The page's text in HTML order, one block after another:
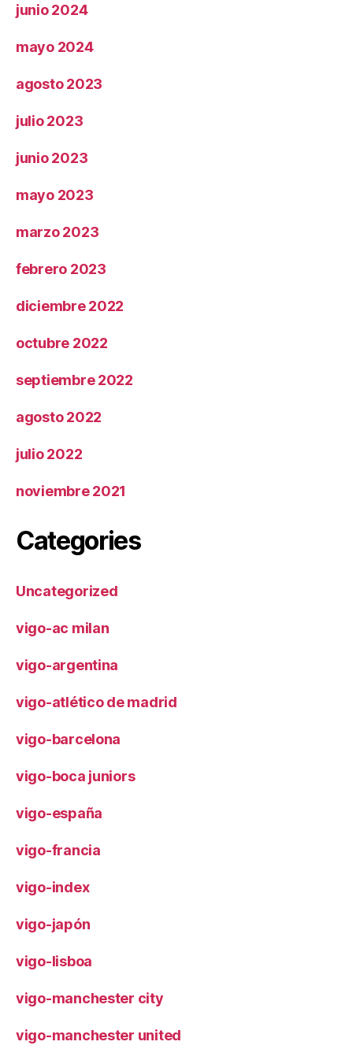
junio 2024
mayo 2024
agosto 2023
julio 2023
junio 2023
mayo 2023
marzo 2023
febrero 2023
diciembre 2022
octubre 2022
septiembre 2022
agosto 2022
julio 2022
noviembre 2021
Categories
Uncategorized
vigo-ac milan
vigo-argentina
vigo-atlético de madrid
vigo-barcelona
vigo-boca juniors
vigo-españa
vigo-francia
vigo-index
vigo-japón
vigo-lisboa
vigo-manchester city
vigo-manchester united